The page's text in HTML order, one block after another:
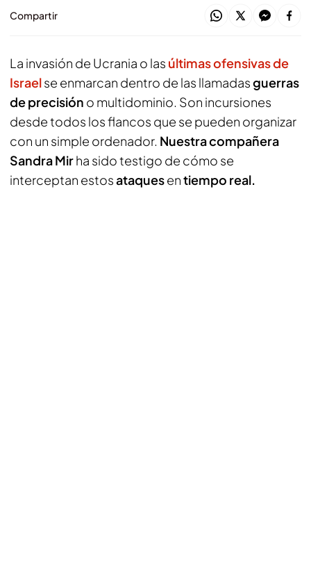
Compartir
La invasión de Ucrania o las últimas ofensivas de
Israelse enmarcan dentro de las llamadasguerras
de precisión o multidominio. Son incursiones
desde todos los flancos que se pueden organizar
con un simple ordenador. Nuestra compañera
Sandra Mirha sido testigo de cómo se
interceptan estosataquesentiempo real.